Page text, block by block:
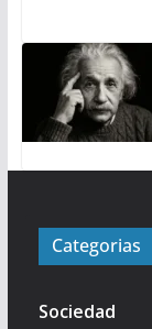
Categorias
Sociedad